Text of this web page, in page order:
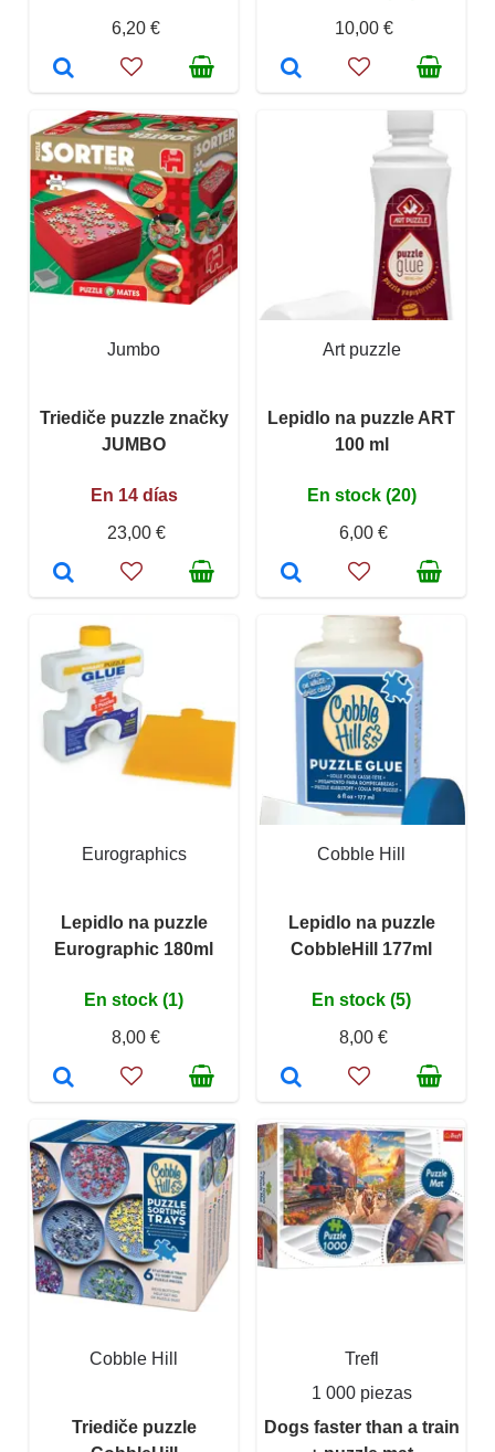
6,20 €
10,00 €
Jumbo
Triediče puzzle značky
JUMBO
En 14 días
23,00 €
Art puzzle
Lepidlo na puzzle ART
100 ml
En stock (20)
6,00 €
Eurographics
Lepidlo na puzzle
Eurographic 180ml
En stock (1)
8,00 €
Cobble Hill
Lepidlo na puzzle
CobbleHill 177ml
En stock (5)
8,00 €
Cobble Hill
Triediče puzzle
Trefl
1 000 piezas
Dogs faster than a train